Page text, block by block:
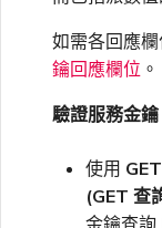
如需各回應
鑰回應欄位 。
驗證服務金鑰
使用
(GET 查
金鑰查詢